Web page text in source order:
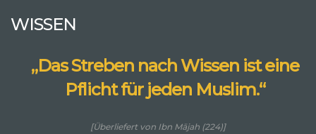
WISSEN
„Das Streben nach Wissen ist eine
Pflicht für jeden Muslim.“
[Überliefert von Ibn Mājah (224)]